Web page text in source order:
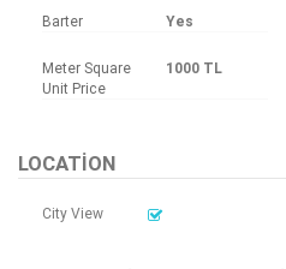
Barter Yes
Meter Square
Unit Price
1000 TL
LOCATION
City View